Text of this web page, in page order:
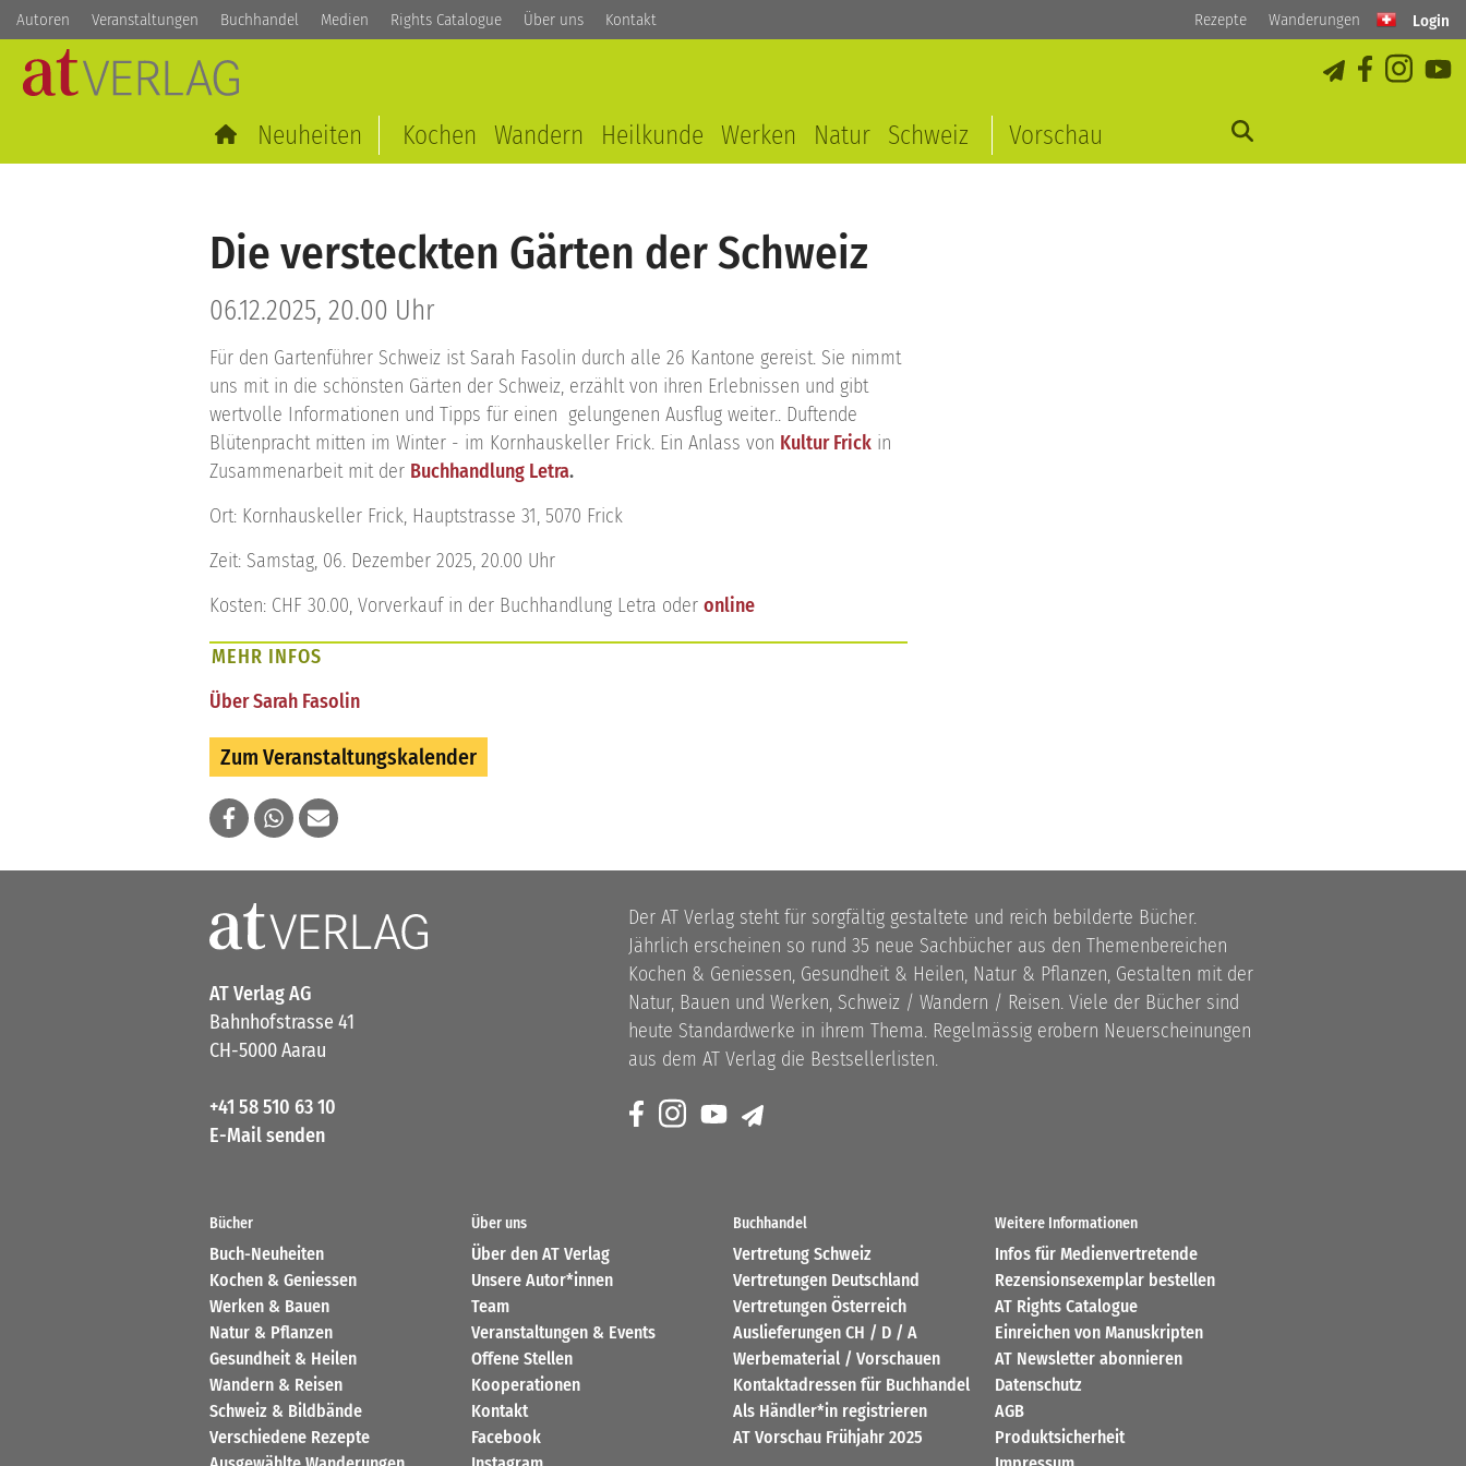
Autoren Veranstaltungen Buchhandel Medien Rights Catalogue Über uns Kontakt Rezepte Wanderungen Login
Neuheiten Kochen Wandern Heilkunde Werken Natur Schweiz Vorschau
Die versteckten Gärten der Schweiz
06.12.2025, 20.00 Uhr
Für den Gartenführer Schweiz ist Sarah Fasolin durch alle 26 Kantone gereist. Sie nimmt
uns mit in die schönsten Gärten der Schweiz, erzählt von ihren Erlebnissen und gibt
wertvolle Informationen und Tipps für einen gelungenen Ausflug weiter.. Duftende
Blütenpracht mitten im Winter - im Kornhauskeller Frick. Ein Anlass von Kultur Frick in
Zusammenarbeit mit der Buchhandlung Letra.
Ort: Kornhauskeller Frick, Hauptstrasse 31, 5070 Frick
Zeit: Samstag, 06. Dezember 2025, 20.00 Uhr
Kosten: CHF 30.00, Vorverkauf in der Buchhandlung Letra oder online
MEHR INFOS
Über Sarah Fasolin
Zum Veranstaltungskalender
AT Verlag AG
Bahnhofstrasse 41
CH-5000 Aarau
+41 58 510 63 10
E-Mail senden
Der AT Verlag steht für sorgfältig gestaltete und reich bebilderte Bücher.
Jährlich erscheinen so rund 35 neue Sachbücher aus den Themenbereichen
Kochen & Geniessen, Gesundheit & Heilen, Natur & Pflanzen, Gestalten mit der
Natur, Bauen und Werken, Schweiz / Wandern / Reisen. Viele der Bücher sind
heute Standardwerke in ihrem Thema. Regelmässig erobern Neuerscheinungen
aus dem AT Verlag die Bestsellerlisten.
Bücher
Buch-Neuheiten
Kochen & Geniessen
Werken & Bauen
Natur & Pflanzen
Gesundheit & Heilen
Wandern & Reisen
Schweiz & Bildbände
Verschiedene Rezepte
Über uns
Über den AT Verlag
Unsere Autor*innen
Team
Veranstaltungen & Events
Offene Stellen
Kooperationen
Kontakt
Facebook
Buchhandel
Vertretung Schweiz
Vertretungen Deutschland
Vertretungen Österreich
Auslieferungen CH / D / A
Werbematerial / Vorschauen
Kontaktadressen für Buchhandel
Als Händler*in registrieren
AT Vorschau Frühjahr 2025
Weitere Informationen
Infos für Medienvertretende
Rezensionsexemplar bestellen
AT Rights Catalogue
Einreichen von Manuskripten
AT Newsletter abonnieren
Datenschutz
AGB
Produktsicherheit